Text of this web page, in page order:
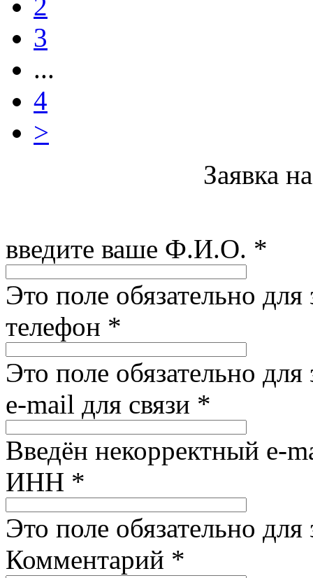
3
...
4
>
Заявка
введите ваше Ф.И.О. *
Это поле обязательно для
телефон *
Это поле обязательно для
e-mail для связи *
Введён некорректный e-
ИНН *
Это поле обязательно для
Комментарий *